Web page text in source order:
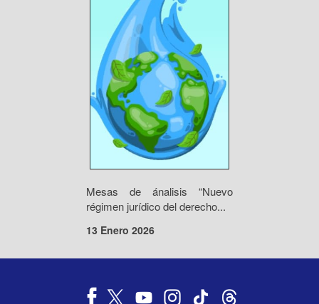
Mesas de ánalisis “Nuevo
régimen jurídico del derecho...
13 Enero 2026